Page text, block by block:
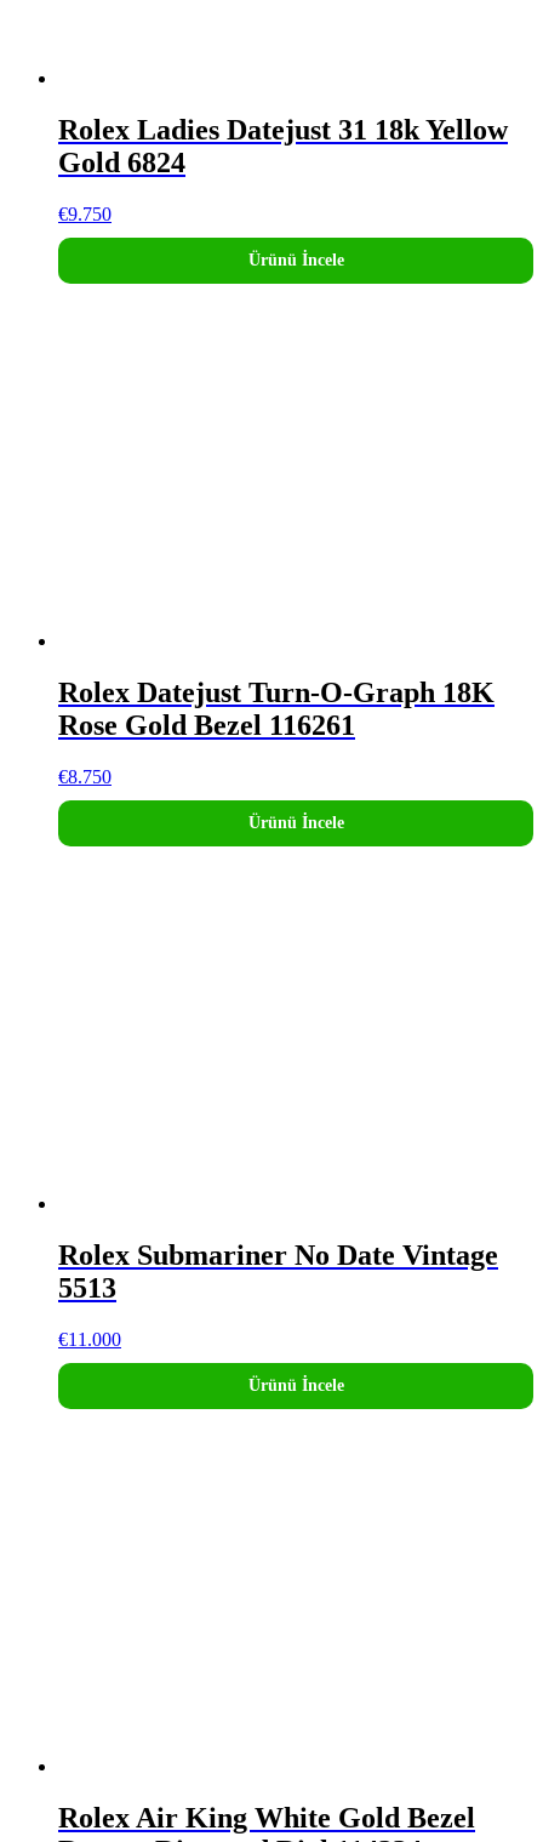
Rolex Ladies Datejust 31 18k Yellow
Gold 6824
€9.750
Ürünü İncele
Rolex Datejust Turn-O-Graph 18K
Rose Gold Bezel 116261
€8.750
Ürünü İncele
Rolex Submariner No Date Vintage
5513
€11.000
Ürünü İncele
Rolex Air King White Gold Bezel